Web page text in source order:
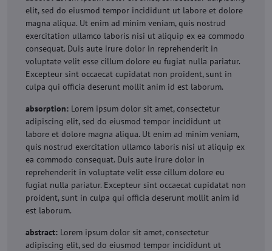
elit, sed do eiusmod tempor incididunt ut labore et dolore
magna aliqua. Ut enim ad minim veniam, quis nostrud
exercitation ullamco laboris nisi ut aliquip ex ea commodo
consequat. Duis aute irure dolor in reprehenderit in
voluptate velit esse cillum dolore eu fugiat nulla pariatur.
Excepteur sint occaecat cupidatat non proident, sunt in
culpa qui officia deserunt mollit anim id est laborum.
absorption: Lorem ipsum dolor sit amet, consectetur
adipiscing elit, sed do eiusmod tempor incididunt ut
labore et dolore magna aliqua. Ut enim ad minim veniam,
quis nostrud exercitation ullamco laboris nisi ut aliquip ex
ea commodo consequat. Duis aute irure dolor in
reprehenderit in voluptate velit esse cillum dolore eu
fugiat nulla pariatur. Excepteur sint occaecat cupidatat non
proident, sunt in culpa qui officia deserunt mollit anim id
est laborum.
abstract: Lorem ipsum dolor sit amet, consectetur
adipiscing elit, sed do eiusmod tempor incididunt ut